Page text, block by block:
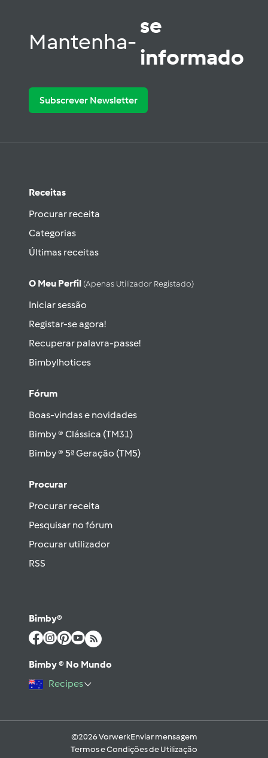
Mantenha-
se
informado
Subscrever Newsletter
Receitas
Procurar receita
Categorias
Últimas receitas
O Meu Perfil (apenas Utilizador Registado)
Iniciar sessão
Registar-se agora!
Recuperar palavra-passe!
Bimbylhotices
Fórum
Boas-vindas e novidades
Bimby ® Clássica (TM31)
Bimby ® 5ª Geração (TM5)
Procurar
Procurar receita
Pesquisar no fórum
Procurar utilizador
RSS
Bimby®
Bimby ® No Mundo
Recipes
©2026 VorwerkEnviar mensagem
Termos e Condições de Utilização